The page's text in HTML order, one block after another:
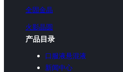
全固金晶
火影晶圆
产品目录
口服液悬混液
新闻中心